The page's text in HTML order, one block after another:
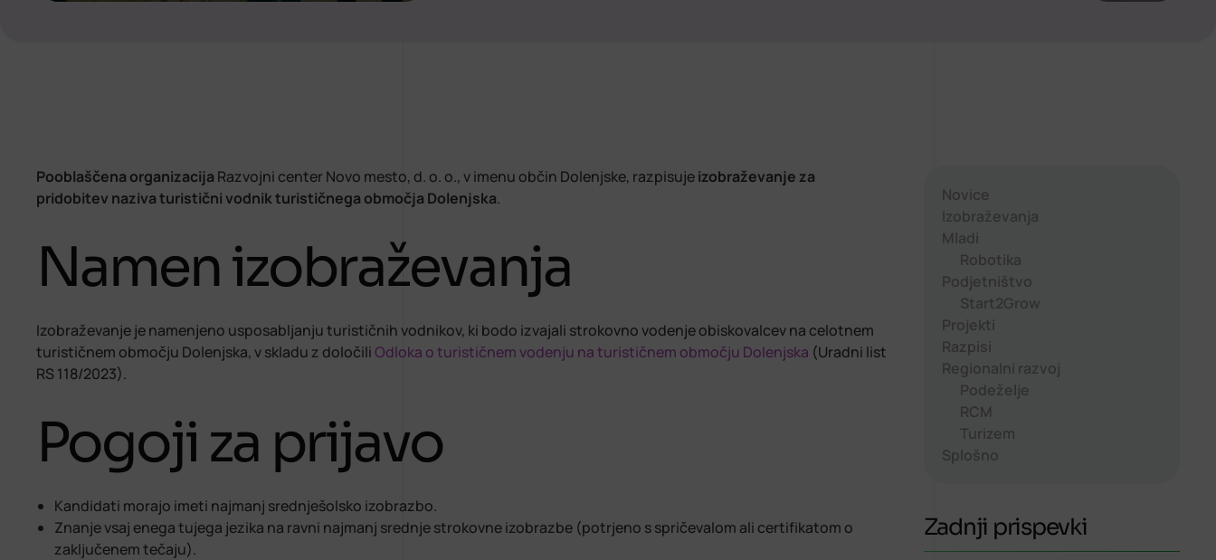
Pooblaščena organizacija Razvojni center Novo mesto, d. o. o., v imenu občin Dolenjske, razpisujeizobraževanje za
pridobitev naziva turistični vodnik turističnega območja Dolenjska.
Namen izobraževanja
Izobraževanje je namenjeno usposabljanju turističnih vodnikov, ki bodo izvajali strokovno vodenje obiskovalcev na celotnem
turističnem območju Dolenjska, v skladu z določiliOdloka o turističnem vodenju na turističnem območju Dolenjska (Uradni list
RS 118/2023).
Pogoji za prijavo
Kandidati morajo imeti najmanj srednješolsko izobrazbo.
Znanje vsaj enega tujega jezika na ravni najmanj srednje strokovne izobrazbe (potrjeno s spričevalom ali certifikatom o
zaključenem tečaju).
Novice
Izobraževanja
Mladi
Robotika
Podjetništvo
Start2Grow
Projekti
Razpisi
Regionalni razvoj
Podeželje
RCM
Turizem
Splošno
Zadnji prispevki